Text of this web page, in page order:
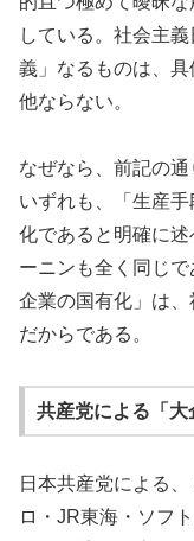
している。社会主
義」なるものは、
他ならない。
なぜなら、前記の通
いずれも、「生産
化であると明確に
ーニンも全く同じ
企業の国有化」は
だからである。
共産党による「
日本共産党による
ロ・JR東海・ソフ